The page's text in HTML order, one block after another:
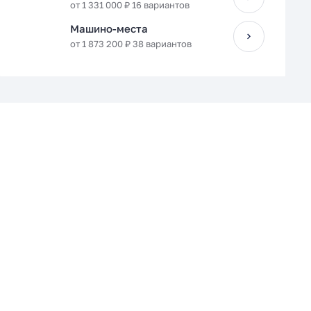
от 1 331 000 ₽ 16 вариантов
Машино-места
от 1 873 200 ₽ 38 вариантов